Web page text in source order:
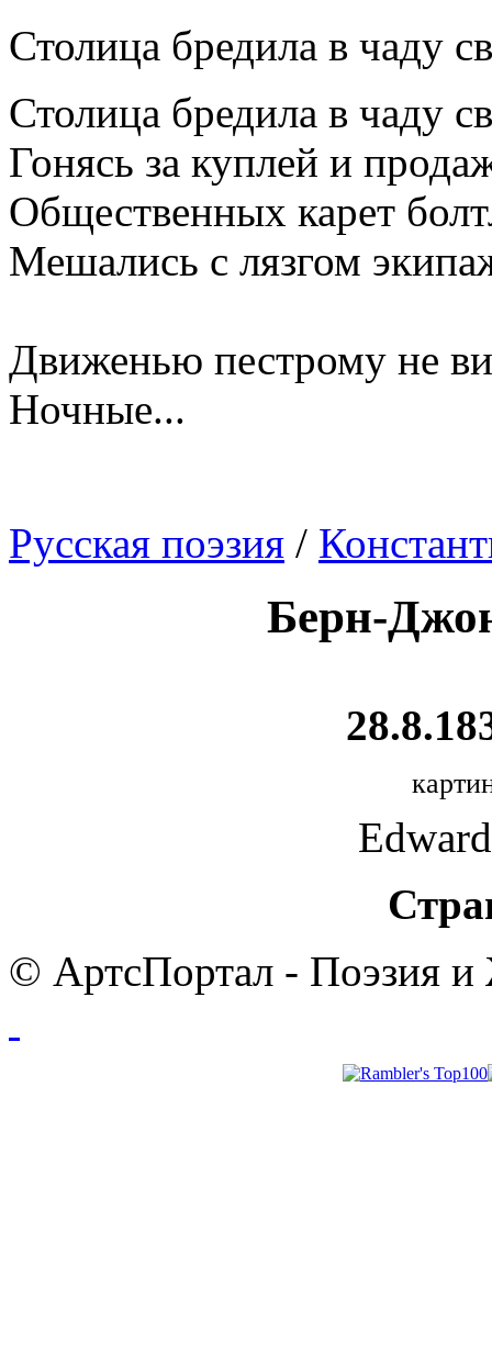
Столица бредила в чаду
Столица бредила в чаду
Гонясь за куплей и
Общественных карет
Мешались с лязгом
Движенью пестрому не
Ночные...
Русская поэзия /
Берн-
© АртсПортал - Поэзия